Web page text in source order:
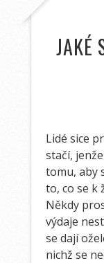
JAKÉ
Lidé sice
stačí,
tomu, aby
to, co se k
Někdy
výdaje
se dají
nichž se